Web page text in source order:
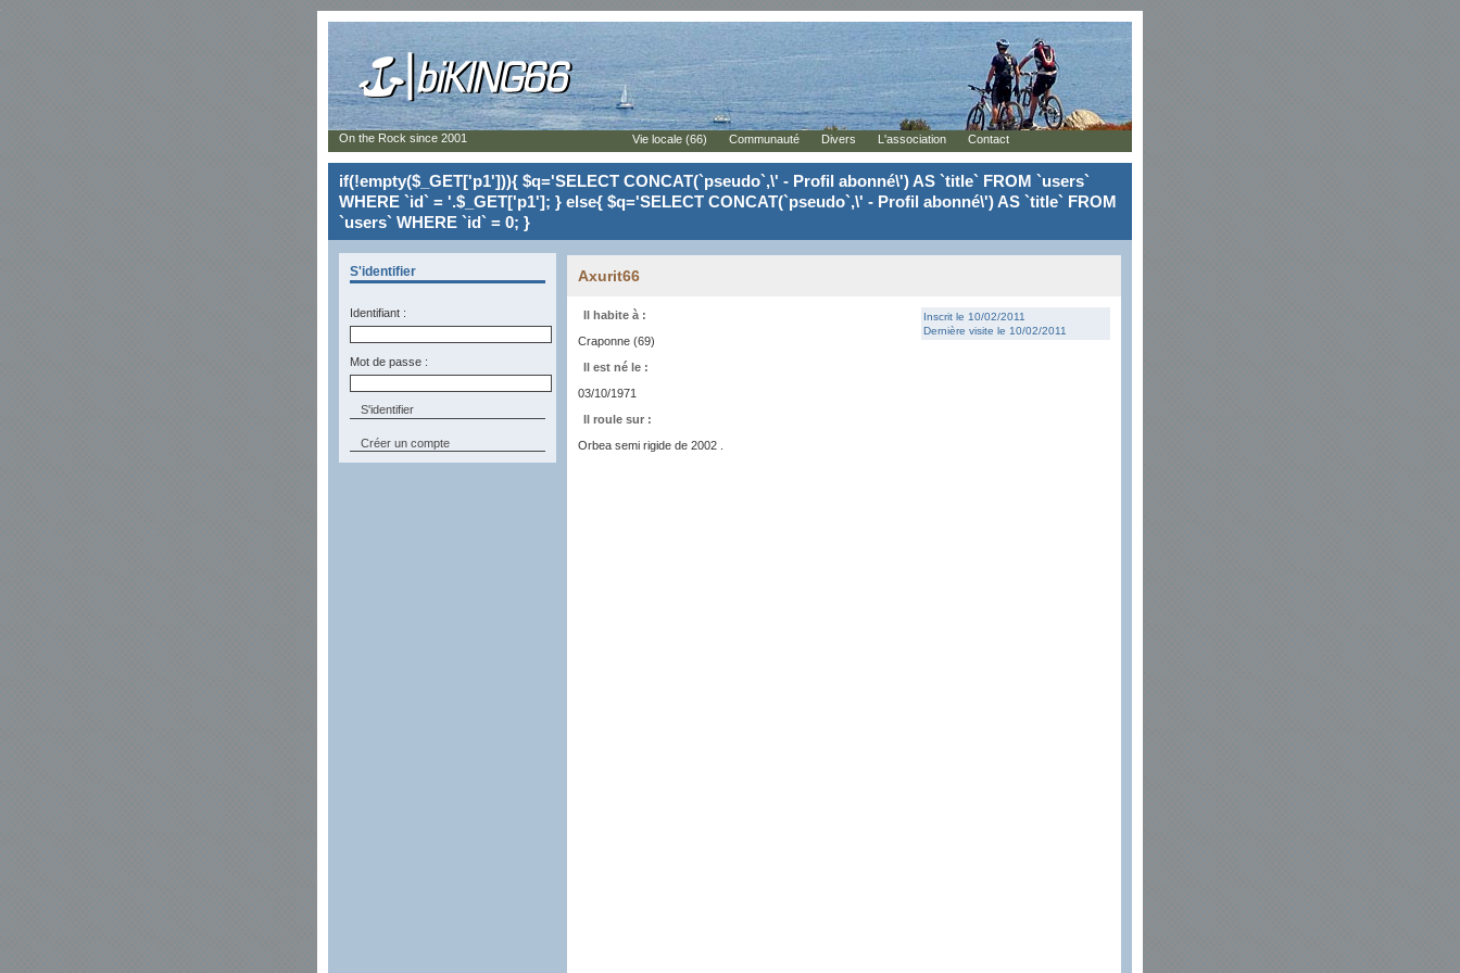
if(!empty($_GET['p1'])){ $q='SELECT CONCAT(`pseudo`,\' - Profil abonné\') AS `title` FROM `users`
WHERE `id` = '.$_GET['p1']; } else{ $q='SELECT CONCAT(`pseudo`,\' - Profil abonné\') AS `title` FROM
`users` WHERE `id` = 0; }
S'identifier
Identifiant :
Mot de passe :
Créer un compte
Axurit66
Inscrit le 10/02/2011
Dernière visite le 10/02/2011
Il habite à :
Craponne (69)
Il est né le :
03/10/1971
Il roule sur :
Orbea semi rigide de 2002 .
On the Rock since 2001 Vie locale (66) Communauté Divers L'association Contact